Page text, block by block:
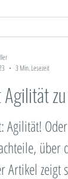
Agilität
Agilität!
über
Artikel zeigt
3 Min. Lesezeit